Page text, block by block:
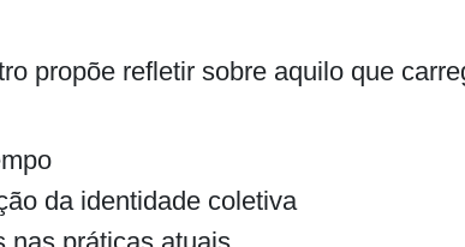
propõe refletir sobre aquilo que
da identidade coletiva